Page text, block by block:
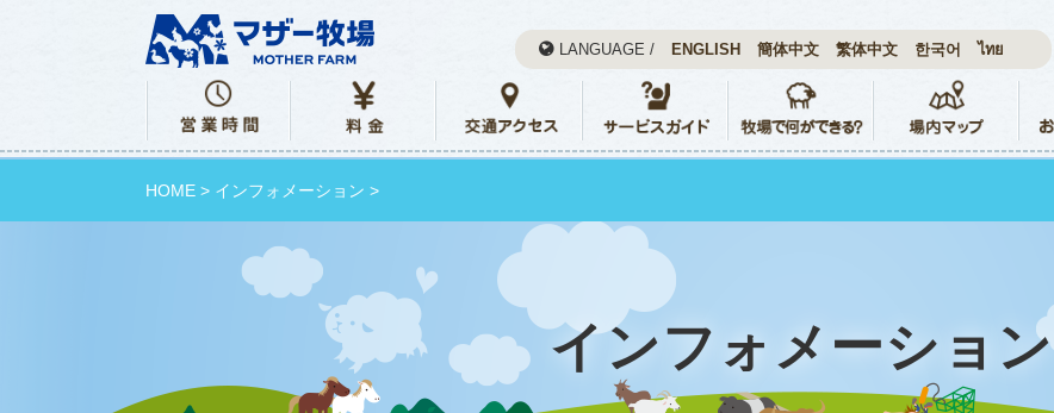
LANGUAGE / ENGLISH 簡体中文 繁体中文 한국어 ไทย
HOME > インフォメーション >
インフォメーション